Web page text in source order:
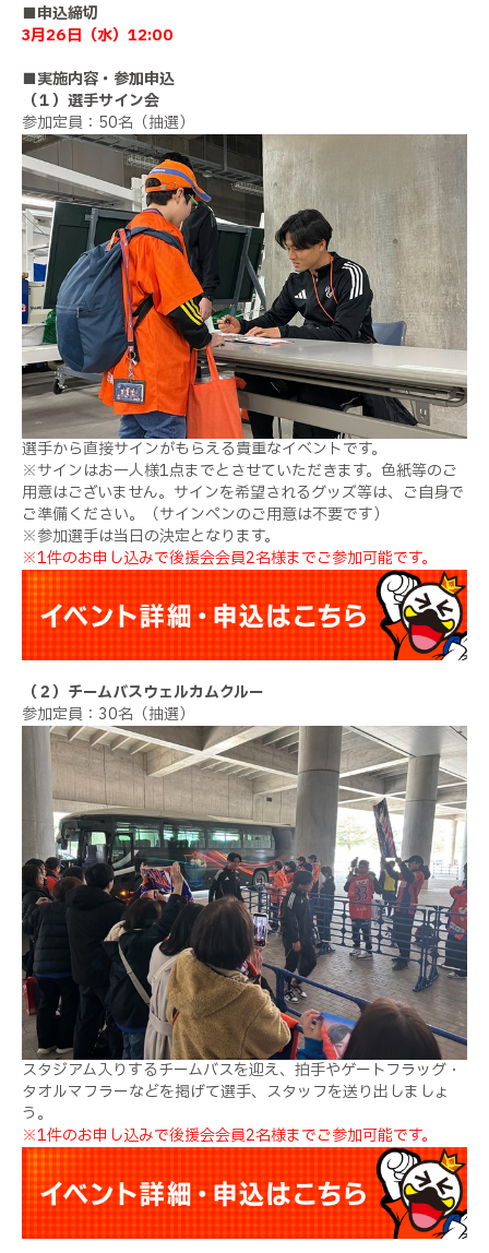
■申込締切
3月26日（水）12:00
■実施内容・参加申込
（１）選手サイン会
参加定員：50名（抽選）
選手から直接サインがもらえる貴重なイベントです。
※サインはお一人様1点までとさせていただきます。色紙等のご
用意はございません。サインを希望されるグッズ等は、ご自身で
ご準備ください。（サインペンのご用意は不要です）
※参加選手は当日の決定となります。
※1件のお申し込みで後援会会員2名様までご参加可能です。
（２）チームバスウェルカムクルー
参加定員：30名（抽選）
スタジアム入りするチームバスを迎え、拍手やゲートフラッグ・
タオルマフラーなどを掲げて選手、スタッフを送り出しましょ
う。
※1件のお申し込みで後援会会員2名様までご参加可能です。